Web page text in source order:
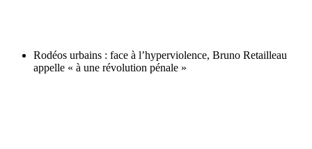
Rodéos urbains : face à l’hyperviolence, Bruno Retailleau
appelle « à une révolution pénale »